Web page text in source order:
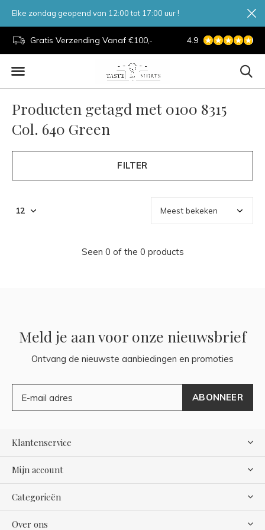
Gratis Verzending Vanaf €100,- 7 Dagen Per
4.9
Elke zondag geopend van 12:00 tot 17:00 uur !
Producten getagd met 0100 8315
Col. 640 Green
FILTER
Seen 0 of the 0 products
Meld je aan voor onze nieuwsbrief
Ontvang de nieuwste aanbiedingen en promoties
ABONNEER
Klantenservice
Mijn account
Categorieën
Over ons